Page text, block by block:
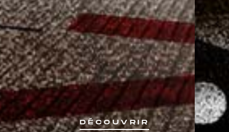
DÉCOUVRIR